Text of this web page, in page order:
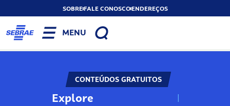
SOBREFALE CONOSCOENDEREÇOS
MENU
CONTEÚDOS GRATUITOS
Explore N